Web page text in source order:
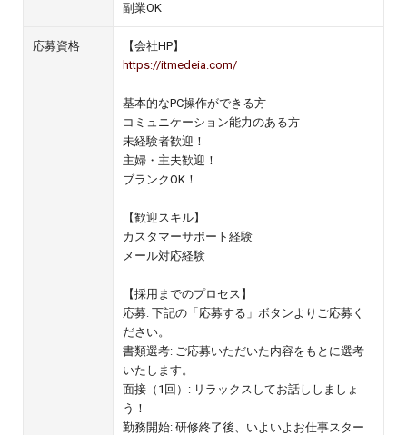
副業OK
応募資格
【会社HP】
https://itmedeia.com/
基本的なPC操作ができる方
コミュニケーション能力のある方
未経験者歓迎！
主婦・主夫歓迎！
ブランクOK！
【歓迎スキル】
カスタマーサポート経験
メール対応経験
【採用までのプロセス】
応募: 下記の「応募する」ボタンよりご応募く
ださい。
書類選考: ご応募いただいた内容をもとに選考
いたします。
面接（1回）: リラックスしてお話ししましょ
う！
勤務開始: 研修終了後、いよいよお仕事スター